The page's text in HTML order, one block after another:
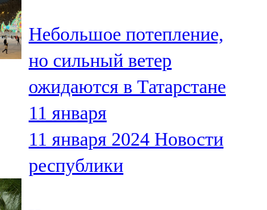
106,1 FM
Түбән Кама
102,6 FM
Чирмешән
107,7 FM
Чистай
Небольшое потепление,
но сильный ветер
ожидаются в Татарстане
11 января
11 января 2024 Новости
республики